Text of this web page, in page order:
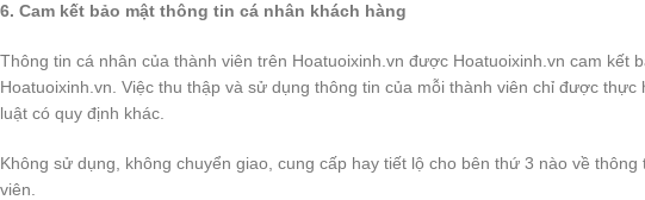
6. Cam kết bảo mật thông tin cá nhân khách hàng
Thông tin cá nhân của thành viên trên Hoatuoixinh.vn được Hoatuoixinh.vn cam kết
Hoatuoixinh.vn. Việc thu thập và sử dụng thông tin của mỗi thành viên chỉ được
luật có quy định khác.
Không sử dụng, không chuyển giao, cung cấp hay tiết lộ cho bên thứ 3 nào về
viên.